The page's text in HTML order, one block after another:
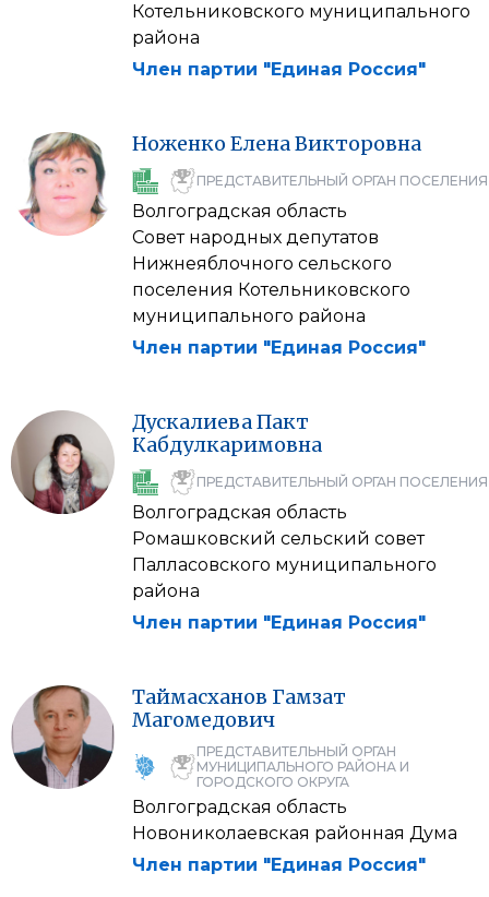
Котельниковского муниципального
района
Член партии "Единая Россия"
Ноженко ЕленаВикторовна
ПРЕДСТАВИТЕЛЬНЫЙ ОРГАН ПОСЕЛЕНИЯ
Волгоградская область
Совет народных депутатов
Нижнеяблочного сельского
поселения Котельниковского
муниципального района
Член партии "Единая Россия"
ДускалиеваПакт
Кабдулкаримовна
ПРЕДСТАВИТЕЛЬНЫЙ ОРГАН ПОСЕЛЕНИЯ
Волгоградская область
Ромашковский сельский совет
Палласовского муниципального
района
Член партии "Единая Россия"
Таймасханов Гамзат
Магомедович
ПРЕДСТАВИТЕЛЬНЫЙ ОРГАН
МУНИЦИПАЛЬНОГО РАЙОНА И
ГОРОДСКОГО ОКРУГА
Волгоградская область
Новониколаевская районная Дума
Член партии "Единая Россия"